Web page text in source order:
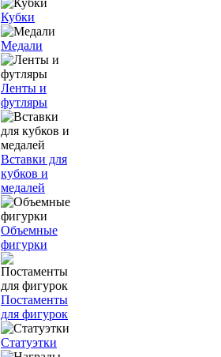
Кубки
Медали
Ленты и
футляры
Вставки для
кубков и
медалей
Объемные
фигурки
Постаменты
для фигурок
Статуэтки